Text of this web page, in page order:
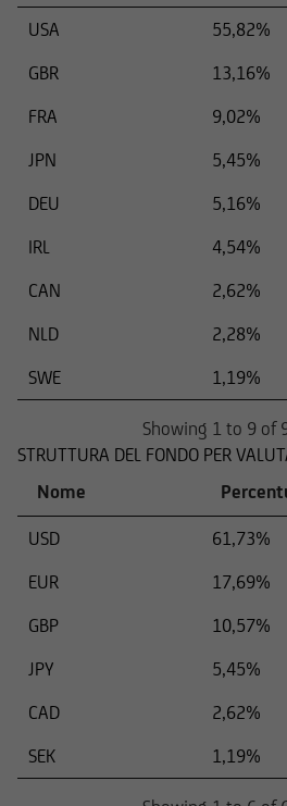
USA
55,82%
GBR
13,16%
FRA
9,02%
JPN
5,45%
DEU
5,16%
IRL
4,54%
CAN
2,62%
NLD
2,28%
SWE
1,19%
Showing 1 to 9 of
STRUTTURA DEL FONDO PER
Nome
USD
61,73%
EUR
17,69%
GBP
10,57%
JPY
5,45%
CAD
2,62%
SEK
1,19%